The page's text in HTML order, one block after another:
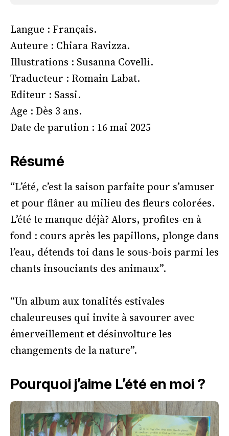
Langue : Français.
Auteure : Chiara Ravizza.
Illustrations : Susanna Covelli.
Traducteur : Romain Labat.
Editeur : Sassi.
Age : Dès 3 ans.
Date de parution : 16 mai 2025
Résumé
“L’été, c’est la saison parfaite pour s’amuser
et pour flâner au milieu des fleurs colorées.
L’été te manque déjà? Alors, profites-en à
fond : cours après les papillons, plonge dans
l’eau, détends toi dans le sous-bois parmi les
chants insouciants des animaux”.
“Un album aux tonalités estivales
chaleureuses qui invite à savourer avec
émerveillement et désinvolture les
changements de la nature”.
Pourquoi j’aime L’été en moi ?